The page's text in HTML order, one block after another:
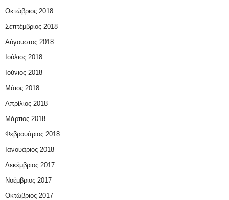
Οκτώβριος 2018
Σεπτέμβριος 2018
Αύγουστος 2018
Ιούλιος 2018
Ιούνιος 2018
Μάιος 2018
Απρίλιος 2018
Μάρτιος 2018
Φεβρουάριος 2018
Ιανουάριος 2018
Δεκέμβριος 2017
Νοέμβριος 2017
Οκτώβριος 2017